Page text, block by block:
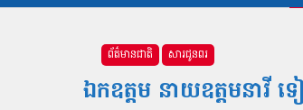
ព័ត៌មានជាតិ សារជូនពរ
ឯកឧត្ដម នាយឧត្ដមនាវី